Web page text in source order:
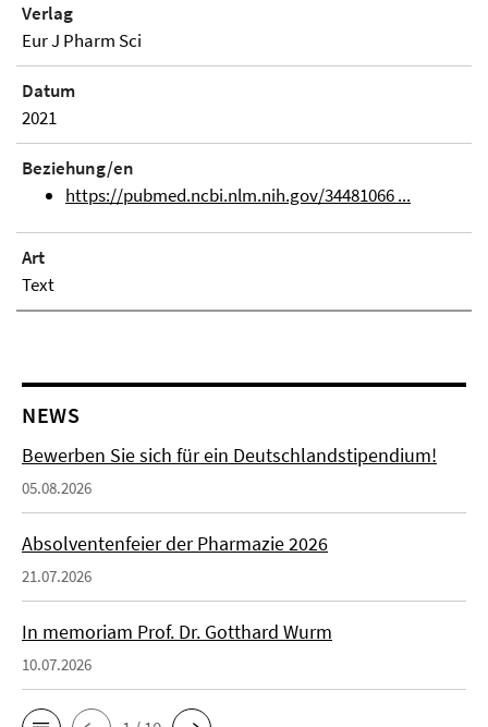
Verlag
Eur J Pharm Sci
Datum
2021
Beziehung/en
https://pubmed.ncbi.nlm.nih.gov/34481066 ...
Art
Text
NEWS
Bewerben Sie sich für ein Deutschlandstipendium!
05.08.2026
Absolventenfeier der Pharmazie 2026
21.07.2026
In memoriam Prof. Dr. Gotthard Wurm
10.07.2026